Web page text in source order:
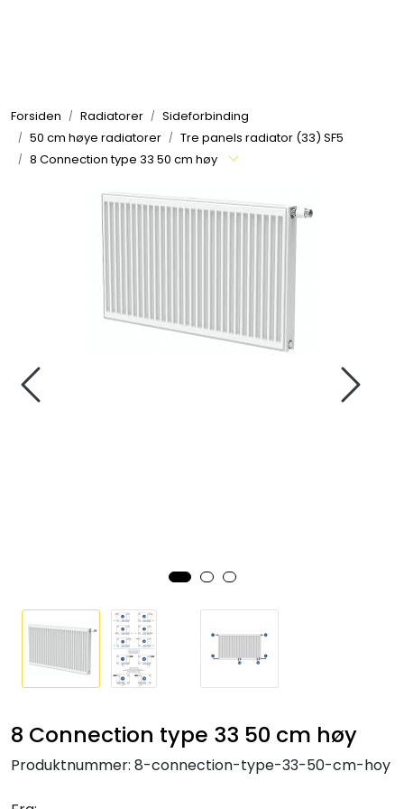
Forsiden Radiatorer
Sideforbinding
50 cm høye radiatorer
Tre panels radiator (33) SF5
8 Connection type 33 50 cm høy
8 Connection type 33 50 cm høy
Produktnummer: 8-connection-type-33-50-cm-hoy
Gulvvarme og gatevarme
Messing
Planfront radiatorer
Rør
Elektrokjeler